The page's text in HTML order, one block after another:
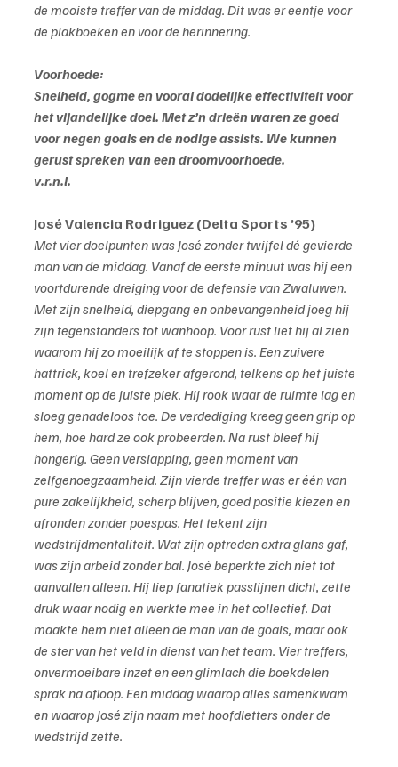
de mooiste treffer van de middag. Dit was er eentje voor
de plakboeken en voor de herinnering.
Voorhoede:
Snelheid, gogme en vooral dodelijke effectiviteit voor
het vijandelijke doel. Met z’n drieën waren ze goed
voor negen goals en de nodige assists. We kunnen
gerust spreken van een droomvoorhoede.
v.r.n.l.
José Valencia Rodriguez (Delta Sports ’95)
Met vier doelpunten was José zonder twijfel dé gevierde
man van de middag. Vanaf de eerste minuut was hij een
voortdurende dreiging voor de defensie van Zwaluwen.
Met zijn snelheid, diepgang en onbevangenheid joeg hij
zijn tegenstanders tot wanhoop. Voor rust liet hij al zien
waarom hij zo moeilijk af te stoppen is. Een zuivere
hattrick, koel en trefzeker afgerond, telkens op het juiste
moment op de juiste plek. Hij rook waar de ruimte lag en
sloeg genadeloos toe. De verdediging kreeg geen grip op
hem, hoe hard ze ook probeerden. Na rust bleef hij
hongerig. Geen verslapping, geen moment van
zelfgenoegzaamheid. Zijn vierde treffer was er één van
pure zakelijkheid, scherp blijven, goed positie kiezen en
afronden zonder poespas. Het tekent zijn
wedstrijdmentaliteit. Wat zijn optreden extra glans gaf,
was zijn arbeid zonder bal. José beperkte zich niet tot
aanvallen alleen. Hij liep fanatiek passlijnen dicht, zette
druk waar nodig en werkte mee in het collectief. Dat
maakte hem niet alleen de man van de goals, maar ook
de ster van het veld in dienst van het team. Vier treffers,
onvermoeibare inzet en een glimlach die boekdelen
sprak na afloop. Een middag waarop alles samenkwam
en waarop José zijn naam met hoofdletters onder de
wedstrijd zette.